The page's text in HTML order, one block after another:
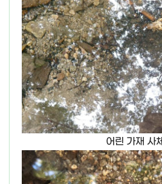
어린 가재 사체